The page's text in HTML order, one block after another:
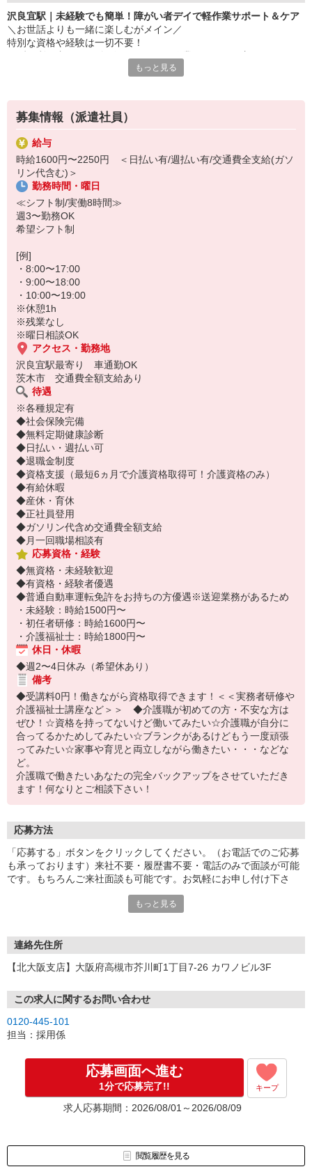
沢良宜駅｜未経験でも簡単！障がい者デイで軽作業サポート＆ケア
＼お世話よりも一緒に楽しむがメイン／
特別な資格や経験は一切不要！
・軽作業の見守り、サポート
・施設内の清掃
・必要に応じた生活介助
・利用者の送迎（できる方のみでOK） など
▼初めての方でも安心して働ける環境
・専門知識は不要！まずは見守りからスタート◎
・充実した研修制度あり！未経験でもご安心ください♪
・先輩にいつでも聞けるアットホームな環境！
面倒な準備なしで、まずはお気軽にご応募ください♪
もっと見る
募集情報（派遣社員）
給与
時給1600円〜2250円 ＜日払い有/週払い有/交通費全支給(ガソ
リン代含む)＞
勤務時間・曜日
≪シフト制/実働8時間≫
週3〜勤務OK
希望シフト制
[例]
・8:00〜17:00
・9:00〜18:00
・10:00〜19:00
※休憩1h
※残業なし
※曜日相談OK
アクセス・勤務地
沢良宜駅最寄り 車通勤OK
茨木市 交通費全額支給あり
待遇
※各種規定有
◆社会保険完備
◆無料定期健康診断
◆日払い・週払い可
◆退職金制度
◆資格支援（最短6ヵ月で介護資格取得可！介護資格のみ）
◆有給休暇
◆産休・育休
◆正社員登用
◆ガソリン代含め交通費全額支給
◆月一回職場相談有
応募資格・経験
◆無資格・未経験歓迎
◆有資格・経験者優遇
◆普通自動車運転免許をお持ちの方優遇※送迎業務があるため
・未経験：時給1500円〜
・初任者研修：時給1600円〜
・介護福祉士：時給1800円〜
休日・休暇
◆週2〜4日休み（希望休あり）
備考
◆受講料0円！働きながら資格取得できます！＜＜実務者研修や
介護福祉士講座など＞＞ ◆介護職が初めての方・不安な方は
ぜひ！☆資格を持ってないけど働いてみたい☆介護職が自分に
合ってるかためしてみたい☆ブランクがあるけどもう一度頑張
ってみたい☆家事や育児と両立しながら働きたい・・・などな
ど。
介護職で働きたいあなたの完全バックアップをさせていただき
ます！何なりとご相談下さい！
応募方法
「応募する」ボタンをクリックしてください。（お電話でのご応募
も承っております）来社不要・履歴書不要・電話のみで面談が可能
です。もちろんご来社面談も可能です。お気軽にお申し付け下さ
もっと見る
連絡先住所
【北大阪支店】大阪府高槻市芥川町1丁目7-26 カワノビル3F
この求人に関するお問い合わせ
0120-445-101
担当：採用係
応募画面へ進む
1分で応募完了!! キープ
求人応募期間：2026/08/01～2026/08/09
閲覧履歴を見る